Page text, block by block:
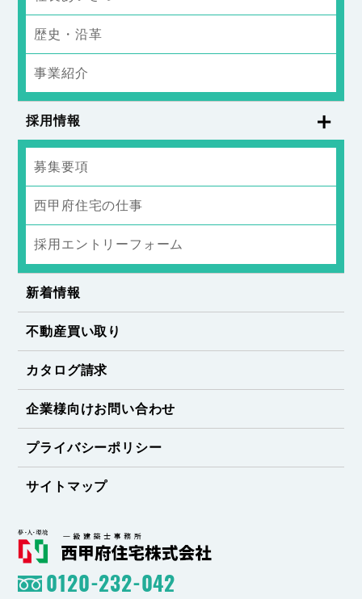
歴史・沿革
事業紹介
採用情報
募集要項
西甲府住宅の仕事
採用エントリーフォーム
新着情報
不動産買い取り
カタログ請求
企業様向けお問い合わせ
プライバシーポリシー
サイトマップ
0120-232-042